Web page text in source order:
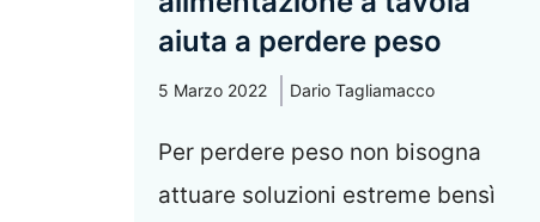
aiuta a perdere peso
5 Marzo 2022 Dario Tagliamacco
Per perdere peso non bisogna
attuare soluzioni estreme bensì